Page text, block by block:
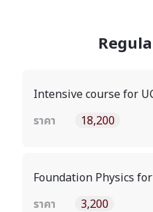
Intensive course for
ราคา
18,200
Foundation Physics
ราคา
3,200